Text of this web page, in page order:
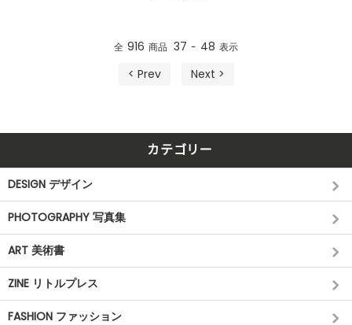
全 916 商品 37 - 48 表示
< Prev Next >
カテゴリー
DESIGN デザイン
PHOTOGRAPHY 写真集
ART 美術書
ZINE リトルプレス
FASHION ファッション